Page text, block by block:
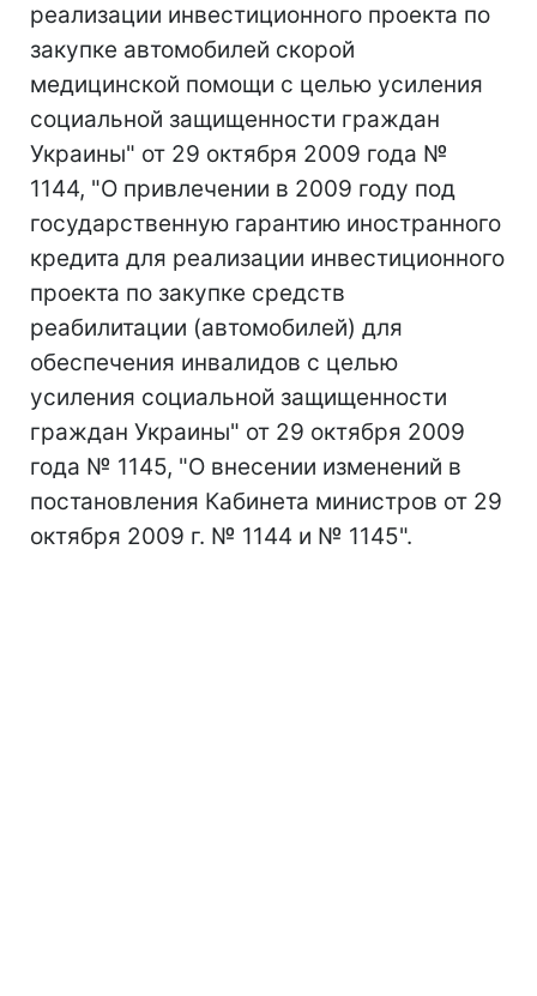
реализации инвестиционного проекта по
закупке автомобилей скорой
медицинской помощи с целью усиления
социальной защищенности граждан
Украины" от 29 октября 2009 года №
1144, "О привлечении в 2009 году под
государственную гарантию иностранного
кредита для реализации инвестиционного
проекта по закупке средств
реабилитации (автомобилей) для
обеспечения инвалидов с целью
усиления социальной защищенности
граждан Украины" от 29 октября 2009
года № 1145, "О внесении изменений в
постановления Кабинета министров от 29
октября 2009 г. № 1144 и № 1145".